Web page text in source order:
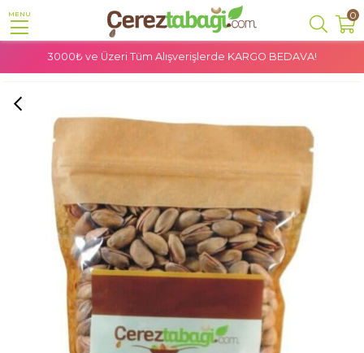
MENU 0
3000₺ ve Üzeri Tüm Alışverişlerde KARGO BEDAVA!
Antep Fıstığı Antep Fıstığı Naturel - 500 Gr